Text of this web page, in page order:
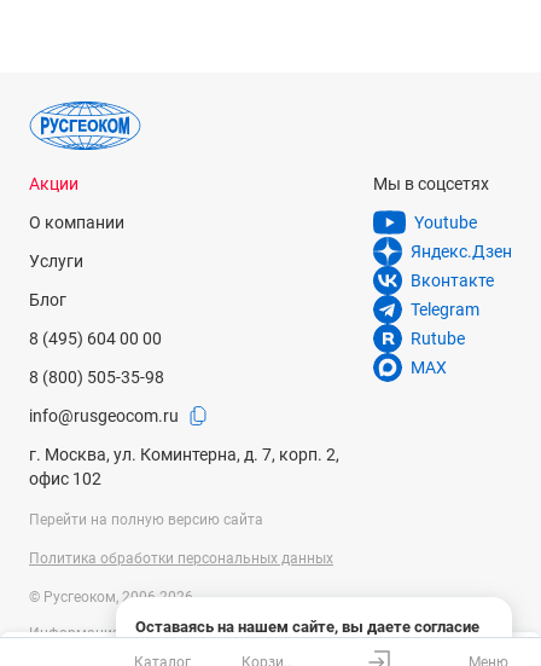
Оставаясь на нашем сайте, вы даете согласие
на использование файлов cookies и сбор данных
Акции
О компании
Услуги
Блог
8 (495) 604 00 00
8 (800) 505-35-98
info@rusgeocom.ru
г. Москва, ул. Коминтерна, д. 7, корп. 2,
офис 102
Мы в соцсетях
Youtube
Яндекс.Дзен
Вконтакте
Telegram
Rutube
MAX
Перейти на полную версию сайта
Политика обработки персональных данных
© Русгеоком, 2006-2026
Информация на сайте носит справочный характер и не является
публичной офертой, определяемой положениями Статьи 437
Каталог Меню